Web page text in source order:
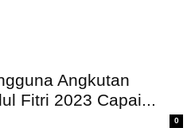
Angkutan
Fitri 2023 Capai...
0